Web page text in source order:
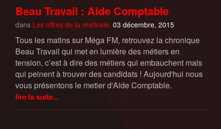
Beau Travail : Aide Comptable
dans Les offres de la matinale 03 décembre, 2015
Tous les matins sur Méga FM, retrouvez la chronique
Beau Travail qui met en lumière des métiers en
tension, c’est à dire des métiers qui embauchent mais
qui peinent à trouver des candidats ! Aujourd'hui nous
vous présentons le metier d'Aide Comptable.
lire la suite...